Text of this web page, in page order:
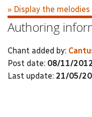
» Display the
Authoring
Chant added by:
Post date: 08/11/
Last update: 21/05/